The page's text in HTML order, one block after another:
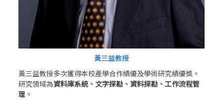
黃三益教授
黃三益教授多次獲得本校產學合作績優及學術研究績優獎。
研究領域為資料庫系統、文字探勘、資料探勘、工作流程管
理 。